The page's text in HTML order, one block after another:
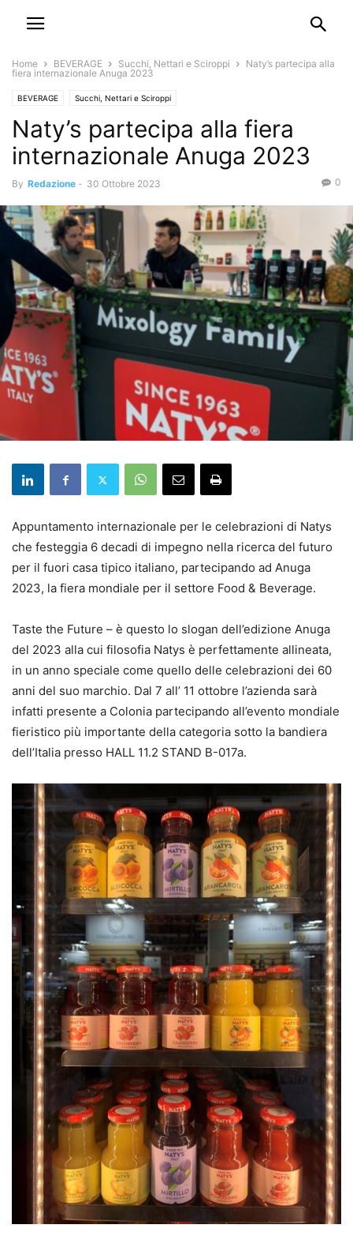
Home BEVERAGE Succhi, Nettari e Sciroppi
Naty’s partecipa alla
fiera internazionale Anuga 2023
BEVERAGE Succhi, Nettari e Sciroppi
Naty’s partecipa alla fiera
internazionale Anuga 2023
By Redazione - 30 Ottobre 2023 0
Appuntamento internazionale per le celebrazioni di Natys
che festeggia 6 decadi di impegno nella ricerca del futuro
per il fuori casa tipico italiano, partecipando ad Anuga
2023, la fiera mondiale per il settore Food & Beverage.
Taste the Future – è questo lo slogan dell’edizione Anuga
del 2023 alla cui filosofia Natys è perfettamente allineata,
in un anno speciale come quello delle celebrazioni dei 60
anni del suo marchio. Dal 7 all’ 11 ottobre l’azienda sarà
infatti presente a Colonia partecipando all’evento mondiale
fieristico più importante della categoria sotto la bandiera
dell’Italia presso HALL 11.2 STAND B-017a.